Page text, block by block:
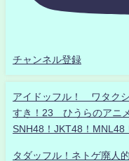
チャンネル登録
アイドッフル！ ワタク
すき！23 ひうらのアニ
SNH48！JKT48！MNL48
タダッフル！ネトゲ廃人